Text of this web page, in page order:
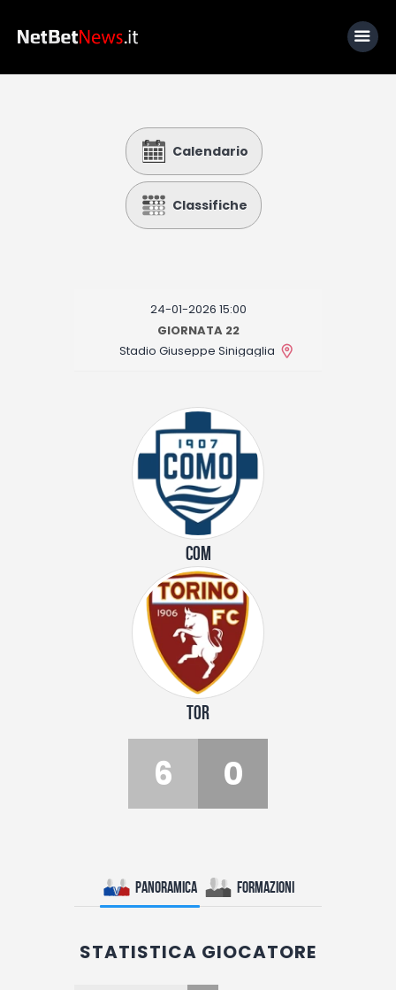
Calcio
Basket
Fantacalcio
I consigli di Giulia
Calendario
Classifiche
24-01-2026 15:00
GIORNATA 22
Stadio Giuseppe Sinigaglia
COM
TOR
6 0
Panoramica Formazioni
STATISTICA GIOCATORE